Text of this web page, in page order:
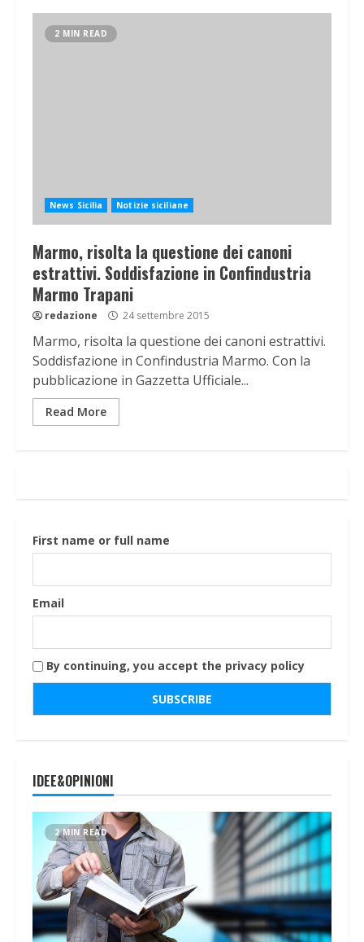
2 MIN READ
News Sicilia Notizie siciliane
Marmo, risolta la questione dei canoni
estrattivi. Soddisfazione in Confindustria
Marmo Trapani
redazione 24 settembre 2015
Marmo, risolta la questione dei canoni estrattivi.
Soddisfazione in Confindustria Marmo. Con la
pubblicazione in Gazzetta Ufficiale...
Read More
First name or full name
Email
By continuing, you accept the privacy policy
IDEE&OPINIONI
2 MIN READ